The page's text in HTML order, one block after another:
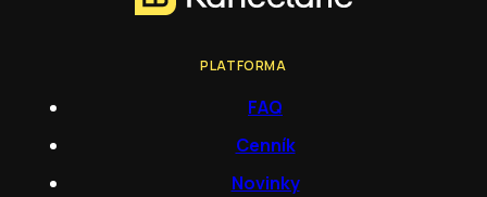
PLATFORMA
FAQ
Cenník
Novinky